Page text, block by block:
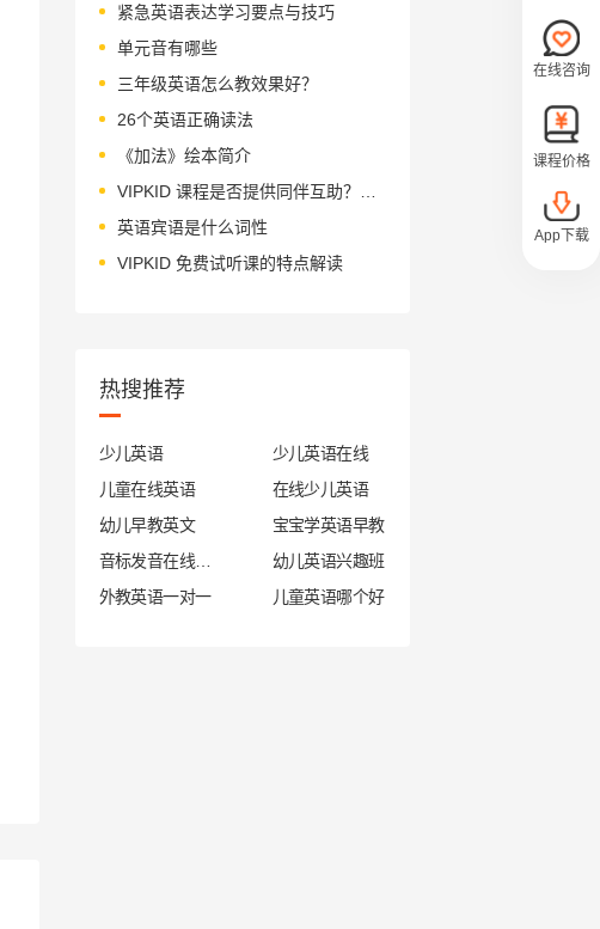
紧急英语表达学习要点与技巧
单元音有哪些
三年级英语怎么教效果好？
26个英语正确读法
《加法》绘本简介
英语宾语是什么词性
VIPKID 免费试听课的特点解读
热搜推荐
少儿英语
少儿英语在线
儿童在线英语
在线少儿英语
幼儿早教英文
宝宝学英语早教
幼儿英语兴趣班
外教英语一对一
儿童英语哪个好
在线咨询
课程价格
App下载